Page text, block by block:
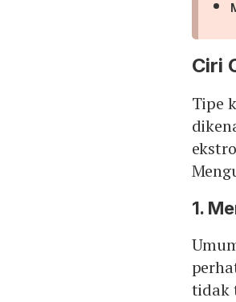
Ciri
Tipe
1.
tidak